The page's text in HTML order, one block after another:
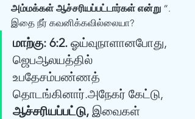
அம்மக்கள் ஆச்சரியப்பட்டார்கள் என்று “.
இதை நீர் கவனிக்கவில்லையா?
மாற்கு: 6:2. ஓய்வுநாளானபோது,
ஜெபஆலயத்தில்
உபதேசம்பண்ணத்
தொடங்கினார்.அநேகர் கேட்டு,
ஆச்சரியப்பட்டு, இவைகள்